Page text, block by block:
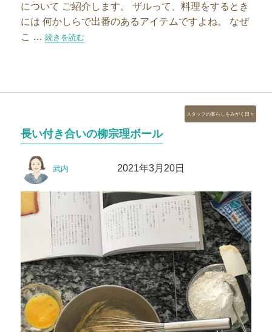
について ご紹介します。 ザルって、料理をするとき
には 何かしらで出番のあるアイテムですよね。 なぜ
こ …“2代目をお迎えした大好きなザル”の
続きを読む
長い付き合いの柳宗理ボール
稿
武内 2021年3月20日
カ
テ
スタッフの暮らしをみがく日々